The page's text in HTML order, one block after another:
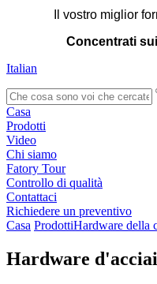
Il vostro miglior
Concentrati
Italian
Casa
Prodotti
Video
Chi siamo
Fatory Tour
Controllo di qualità
Contattaci
Richiedere un preventivo
Casa ProdottiHardware della
Hardware